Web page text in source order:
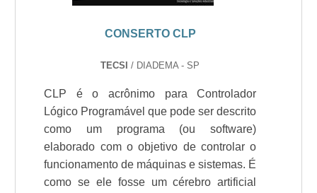
CONSERTO CLP
TECSI/ DIADEMA - SP
CLP é o acrônimo para Controlador
Lógico Programável que pode ser descrito
como um programa (ou software)
elaborado com o objetivo de controlar o
funcionamento de máquinas e sistemas. É
como se ele fosse um cérebro artificial